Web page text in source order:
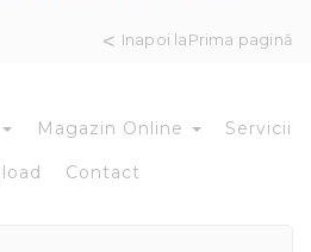
Inapoi laPrima pagină
Magazin Online Servicii
Contact